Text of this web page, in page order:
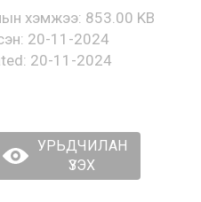
хэмжээ: 853.00 KB
20-11-2024
20-11-2024
УРЬДЧИЛАН
ҮЗЭХ